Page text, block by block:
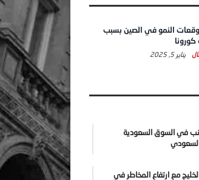
النمو في الصين بسبب
يناير 5, 2025
في السوق السعودية
السعودي
مع ارتفاع المخاطر في